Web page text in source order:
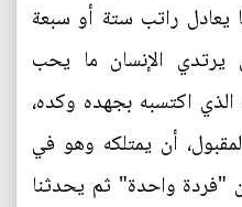
يعادل راتب ستة أو سبعة
يرتدي الإنسان ما يحب
اكتسبه بجهده وكده،
أن يمتلكه وهو في
"فردة واحدة" ثم يحدثنا